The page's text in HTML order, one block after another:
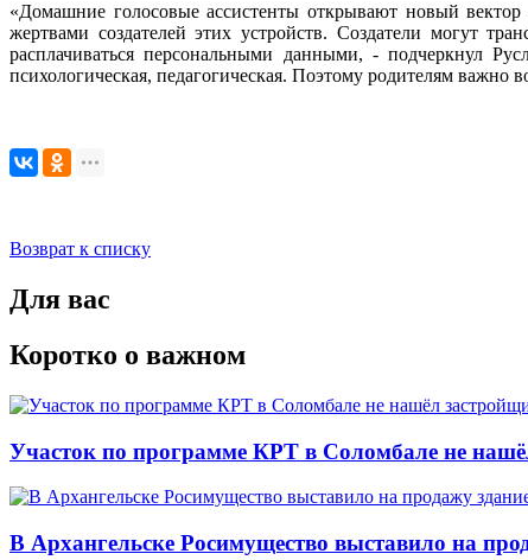
«Домашние голосовые ассистенты открывают новый
жертвами создателей этих устройств. Создатели могут
расплачиваться персональными данными, - подчеркнул
психологическая, педагогическая. Поэтому родителям важно
Возврат к списку
Для вас
Коротко о важном
Участок по программе КРТ в Соломбале не
В Архангельске Росимущество выставило на